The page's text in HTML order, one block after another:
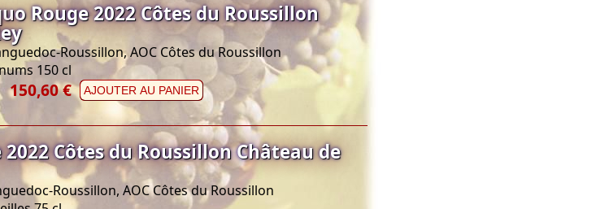
Rouge 2022 Côtes du Roussillon
Roussillon, AOC Côtes du Roussillon
150 cl
150,60 € AJOUTER AU PANIER
2022 Côtes du Roussillon Château de
Roussillon, AOC Côtes du Roussillon